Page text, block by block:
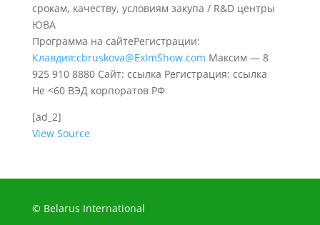
срокам, качеству, условиям закупа / R&D центры
ЮВА
Программа на сайтеРегистрации:
Клавдия:cbruskova@ExImShow.com Максим — 8
925 910 8880 Сайт: ссылка Регистрация: ссылка
Не <60 ВЭД корпоратов РФ
[ad_2]
View Source
© Belarus International